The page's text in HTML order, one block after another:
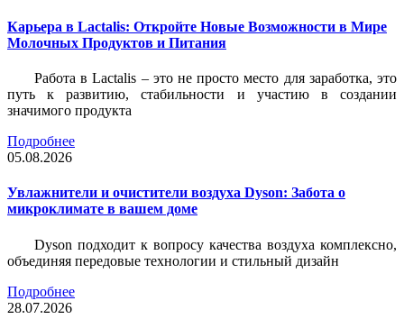
Карьера в Lactalis: Откройте Новые Возможности в Мире
Молочных Продуктов и Питания
Работа в Lactalis – это не просто место для заработка, это
путь к развитию, стабильности и участию в создании
значимого продукта
Подробнее
05.08.2026
Увлажнители и очистители воздуха Dyson: Забота о
микроклимате в вашем доме
Dyson подходит к вопросу качества воздуха комплексно,
объединяя передовые технологии и стильный дизайн
Подробнее
28.07.2026